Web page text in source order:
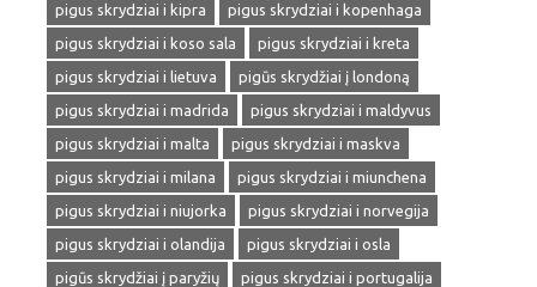
pigus skrydziai i kipra
pigus skrydziai i kopenhaga
pigus skrydziai i koso sala
pigus skrydziai i kreta
pigus skrydziai i lietuva
pigūs skrydžiai į londoną
pigus skrydziai i madrida
pigus skrydziai i maldyvus
pigus skrydziai i malta
pigus skrydziai i maskva
pigus skrydziai i milana
pigus skrydziai i miunchena
pigus skrydziai i niujorka
pigus skrydziai i norvegija
pigus skrydziai i olandija
pigus skrydziai i osla
pigūs skrydžiai į paryžių
pigus skrydziai i portugalija